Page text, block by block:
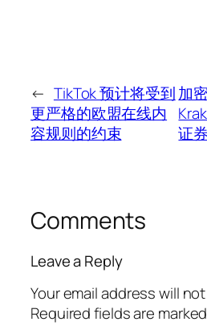
← TikTok 预计将受到
更严格的欧盟在线内
容规则的约束
加
证
Comments
Leave a Reply
Your email address will
Required fields are